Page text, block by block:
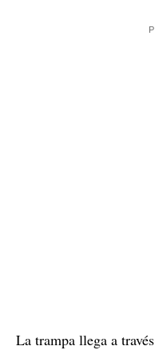
La trampa llega a través